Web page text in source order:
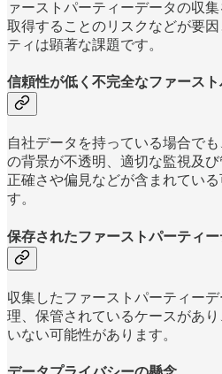
ァーストパーティーデータの収
取得することのリスクなどが要
ティは顕著な課題です。
信頼性が低く不完全なファース
自社データを持っている場合で
の背景が不透明、適切な監視及
正確さや偏見などが含まれてい
す。
保存されたファーストパーティ
収集したファーストパーティー
理、保管されているケースがあ
いない可能性があります。